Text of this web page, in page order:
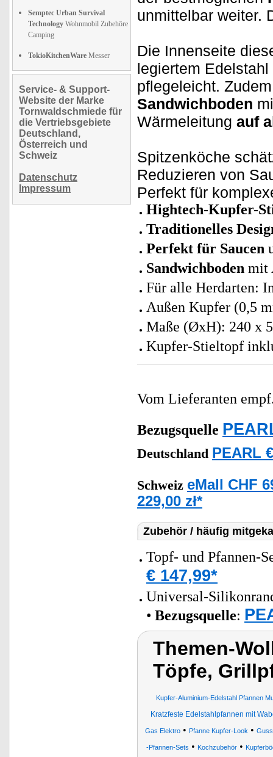
Semptec Urban Survival
Technology Wohnmobil Zubehöre
Camping
TokioKitchenWare Messer
Service- & Support-
Website der Marke
Tornwaldschmiede für
die Vertriebsgebiete
Deutschland,
Österreich und
Schweiz
Datenschutz
Impressum
unmittelbar weiter.
Die Innenseite
legiertem
pflegeleicht.
Sandwichboden
Wärmeleitung auf
Spitzenköche
Reduzieren von
Perfekt für
Hightech-Kupfer-
Traditionelles
Perfekt für Saucen
Sandwichboden mit
Für alle Herdarten:
Außen Kupfer (0,5
Maße (ØxH): 240 x
Kupfer-Stieltopf
Vom Lieferanten
Bezugsquelle
Deutschland PEARL
Schweiz eMall CHF
229,00 zł*
Zubehör / häufig
Topf- und Pfannen-
€ 147,99*
Universal-
• Bezugsquelle:
Themen-
Töpfe,
Kupfer-Aluminium-Edelstahl Pfannen
Kratzfeste Edelstahlpfannen mit
Gas Elektro • Pfanne Kupfer-Look •
-Pfannen-Sets • Kochzubehör •